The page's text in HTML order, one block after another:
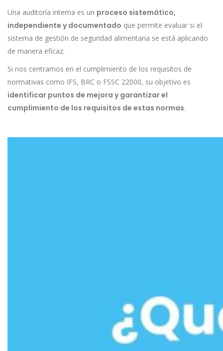
Una auditoría interna es un proceso sistemático,
independiente y documentado que permite evaluar si el
sistema de gestión de seguridad alimentaria se está aplicando
de manera eficaz.
Si nos centramos en el cumplimiento de los requisitos de
normativas como IFS, BRC o FSSC 22000, su objetivo es
identificar puntos de mejora y garantizar el
cumplimiento de los requisitos de estas normas.